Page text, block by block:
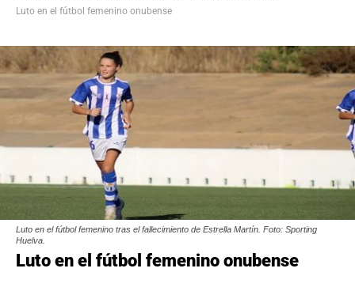
Luto en el fútbol femenino onubense
Luto en el fútbol femenino tras el fallecimiento de Estrella Martín. Foto: Sporting
Huelva.
Luto en el fútbol femenino onubense